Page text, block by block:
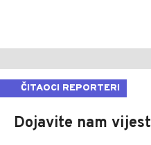
ČITAOCI REPORTERI
Dojavite nam vijest